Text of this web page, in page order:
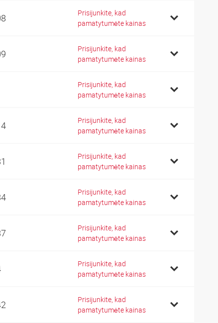
Prisijunkite, kad
pamatytumėte kainas
Prisijunkite, kad
pamatytumėte kainas
Prisijunkite, kad
pamatytumėte kainas
Prisijunkite, kad
pamatytumėte kainas
Prisijunkite, kad
pamatytumėte kainas
Prisijunkite, kad
pamatytumėte kainas
Prisijunkite, kad
pamatytumėte kainas
Prisijunkite, kad
pamatytumėte kainas
Prisijunkite, kad
pamatytumėte kainas